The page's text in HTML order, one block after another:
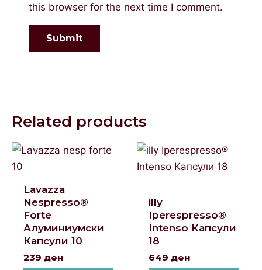
this browser for the next time I comment.
Related products
Lavazza
Nespresso®
Forte
Алуминиумски
Капсули 10
239 ден
illy
Iperespresso®
Intenso Капсули
18
649 ден